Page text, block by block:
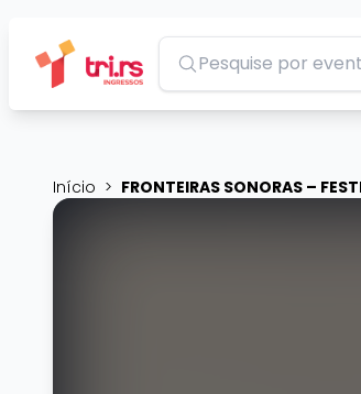
Pesquisar
Início > FRONTEIRAS SONORAS –